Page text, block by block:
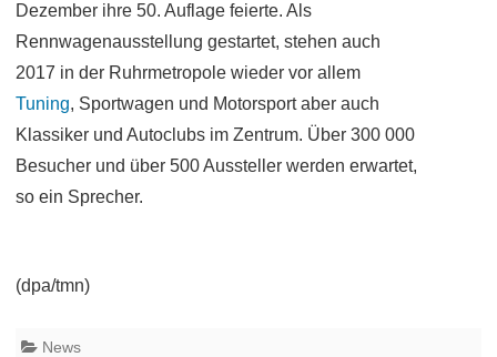
Dezember ihre 50. Auflage feierte. Als
Rennwagenausstellung gestartet, stehen auch
2017 in der Ruhrmetropole wieder vor allem
Tuning, Sportwagen und Motorsport aber auch
Klassiker und Autoclubs im Zentrum. Über 300 000
Besucher und über 500 Aussteller werden erwartet,
so ein Sprecher.
(dpa/tmn)
News